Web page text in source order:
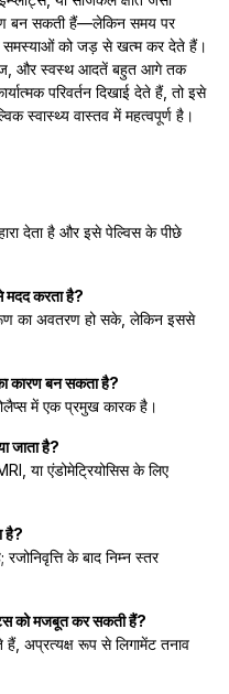
बन सकती हैं—लेकिन समय पर
को जड़ से खत्म कर देते हैं।
और स्वस्थ आदतें बहुत आगे तक
परिवर्तन दिखाई देते हैं, तो इसे
स्वास्थ्य वास्तव में महत्वपूर्ण है।
देता है और इसे पेल्विस के पीछे
मदद करता है?
का अवतरण हो सके, लेकिन इससे
कारण बन सकता है?
में एक प्रमुख कारक है।
जाता है?
या एंडोमेट्रियोसिस के लिए
है?
के बाद निम्न स्तर
को मजबूत कर सकती हैं?
अप्रत्यक्ष रूप से लिगामेंट तनाव